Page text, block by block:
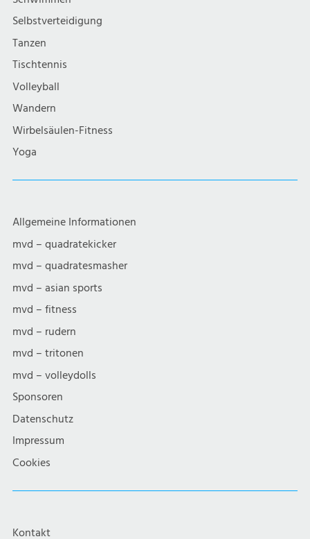
Selbstverteidigung
Tanzen
Tischtennis
Volleyball
Wandern
Wirbelsäulen-Fitness
Yoga
Allgemeine Informationen
mvd – quadratekicker
mvd – quadratesmasher
mvd – asian sports
mvd – fitness
mvd – rudern
mvd – tritonen
mvd – volleydolls
Sponsoren
Datenschutz
Impressum
Cookies
Kontakt